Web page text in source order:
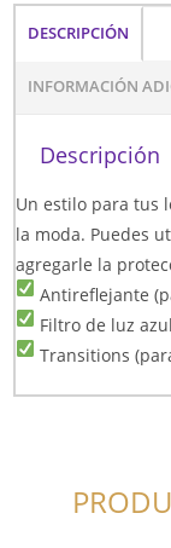
DESCRIPCIÓN
INFORMACIÓN
Descripción
Un estilo para tus
la moda. Puedes
agregarle la
Antireflejante
Filtro de luz
Transitions